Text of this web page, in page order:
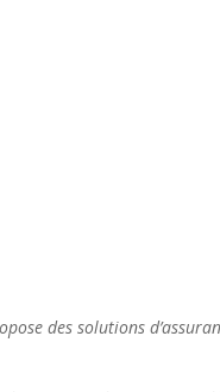
des solutions